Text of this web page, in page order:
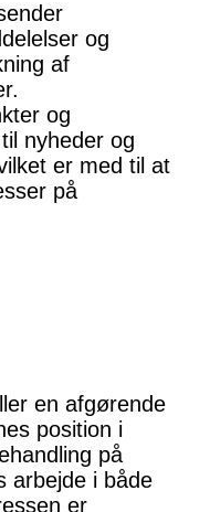
og
af
og
nyheder og
er med til at
på
en afgørende
position i
på
arbejde i både
er